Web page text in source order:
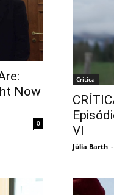
Now
0
Crítica
VI
Júlia Barth -